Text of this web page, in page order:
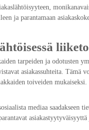
ja parantamaan
tarpeiden ja odotusten
asiakassuhteita. Tämä
toiveiden mukaiseksi.
mediaa saadakseen